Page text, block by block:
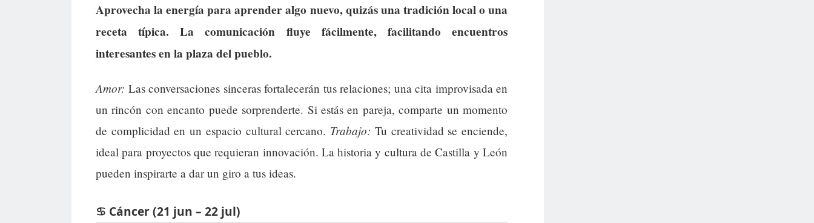
Aprovecha la energía para aprender algo nuevo, quizás una tradición local o una
receta típica. La comunicación fluye fácilmente, facilitando encuentros
interesantes en la plaza del pueblo.
Amor: Las conversaciones sinceras fortalecerán tus relaciones; una cita improvisada en
un rincón con encanto puede sorprenderte. Si estás en pareja, comparte un momento
de complicidad en un espacio cultural cercano. Trabajo: Tu creatividad se enciende,
ideal para proyectos que requieran innovación. La historia y cultura de Castilla y León
pueden inspirarte a dar un giro a tus ideas.
♋ Cáncer (21 jun – 22 jul)